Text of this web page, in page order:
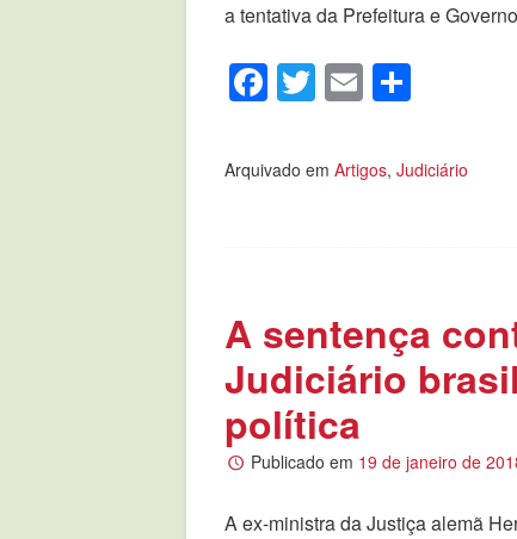
a tentativa da Prefeitura e
Facebook
Twitter
Email
Arquivado em Artigos, Judiciário
A sentença
Judiciário
política
Publicado em 19 de janeiro de
A ex-ministra da Justiça alemã